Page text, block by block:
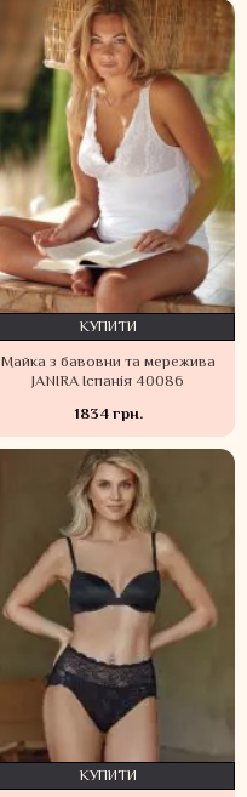
Майка з бавовни та мережива
JANIRA Іспанія 40086
1834 грн.
КУПИТИ
КУПИТИ